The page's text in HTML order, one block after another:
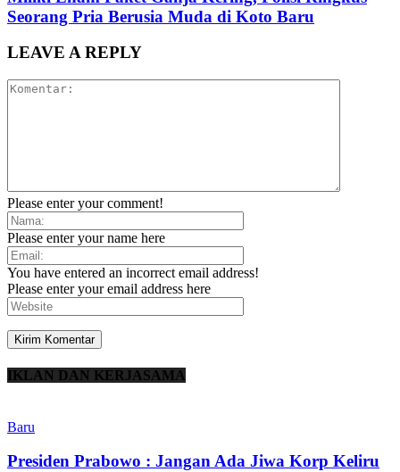
Seorang Pria Berusia Muda di Koto Baru
LEAVE A REPLY
Please enter your comment!
Please enter your name here
You have entered an incorrect email address!
Please enter your email address here
IKLAN DAN KERJASAMA
Baru
Presiden Prabowo : Jangan Ada Jiwa Korp Keliru